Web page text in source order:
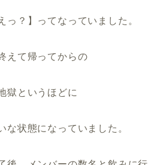
っ？】ってなっていました。
えて帰ってからの
獄というほどに
な状態になっていました。